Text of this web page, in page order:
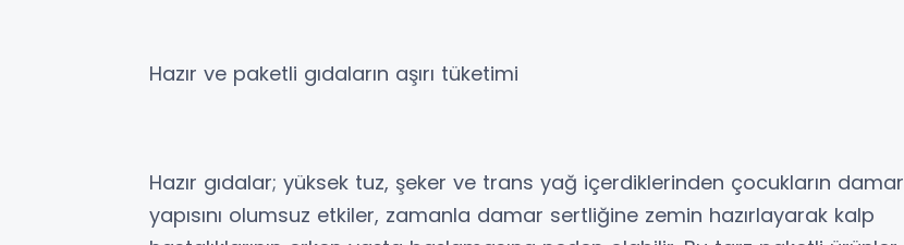
Hazır ve paketli gıdaların aşırı tüketimi
Hazır gıdalar; yüksek tuz, şeker ve trans yağ içerdiklerinden çocukların damar
yapısını olumsuz etkiler, zamanla damar sertliğine zemin hazırlayarak kalp